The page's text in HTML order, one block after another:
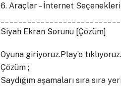
6. Araçlar – İnternet Seçenekleri
Siyah Ekran Sorunu [Çözüm]
Oyuna giriyoruz.Play’e
Çözüm ;
Saydığım aşamaları sıra sıra